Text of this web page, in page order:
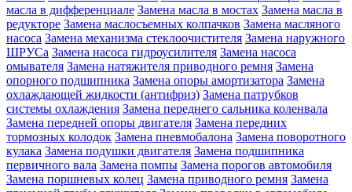
масла в дифференциале Замена масла в мостах Замена масла в
редукторе Замена маслосъемных колпачков Замена масляного
насоса Замена механизма стеклоочистителя Замена наружного
ШРУСа Замена насоса гидроусилителя Замена насоса
омывателя Замена натяжителя приводного ремня Замена
опорного подшипника Замена опоры амортизатора Замена
охлаждающей жидкости (антифриз) Замена патрубков
системы охлаждения Замена переднего сальника коленвала
Замена передней опоры двигателя Замена передних
тормозных колодок Замена пневмобалона Замена поворотного
кулака Замена подушки двигателя Замена подшипника
первичного вала Замена помпы Замена порогов автомобиля
Замена поршневых колец Замена приводного ремня Замена